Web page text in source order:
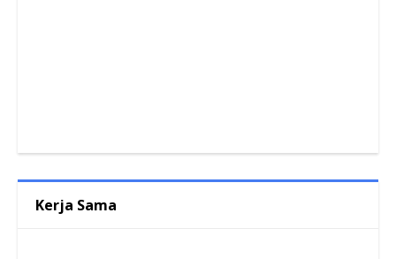
Kerja Sama